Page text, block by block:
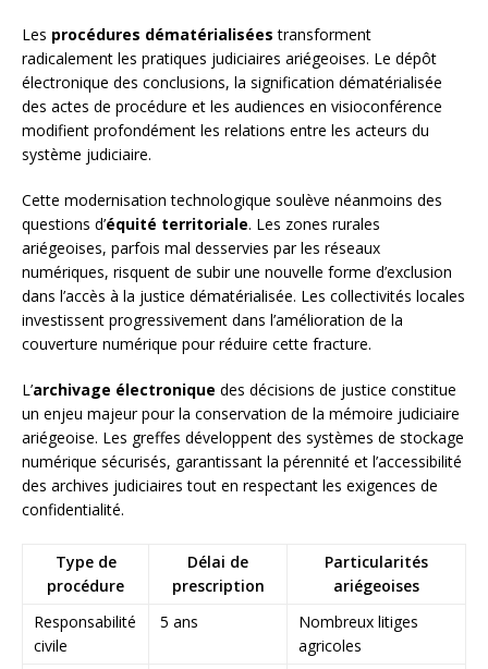
Les procédures dématérialisées transforment
radicalement les pratiques judiciaires ariégeoises. Le dépôt
électronique des conclusions, la signification dématérialisée
des actes de procédure et les audiences en visioconférence
modifient profondément les relations entre les acteurs du
système judiciaire.
Cette modernisation technologique soulève néanmoins des
questions d’équité territoriale. Les zones rurales
ariégeoises, parfois mal desservies par les réseaux
numériques, risquent de subir une nouvelle forme d’exclusion
dans l’accès à la justice dématérialisée. Les collectivités locales
investissent progressivement dans l’amélioration de la
couverture numérique pour réduire cette fracture.
L’archivage électronique des décisions de justice constitue
un enjeu majeur pour la conservation de la mémoire judiciaire
ariégeoise. Les greffes développent des systèmes de stockage
numérique sécurisés, garantissant la pérennité et l’accessibilité
des archives judiciaires tout en respectant les exigences de
confidentialité.
Type de
procédure
Délai de
prescription
Particularités
ariégeoises
Responsabilité
civile
5 ans
Nombreux litiges
agricoles